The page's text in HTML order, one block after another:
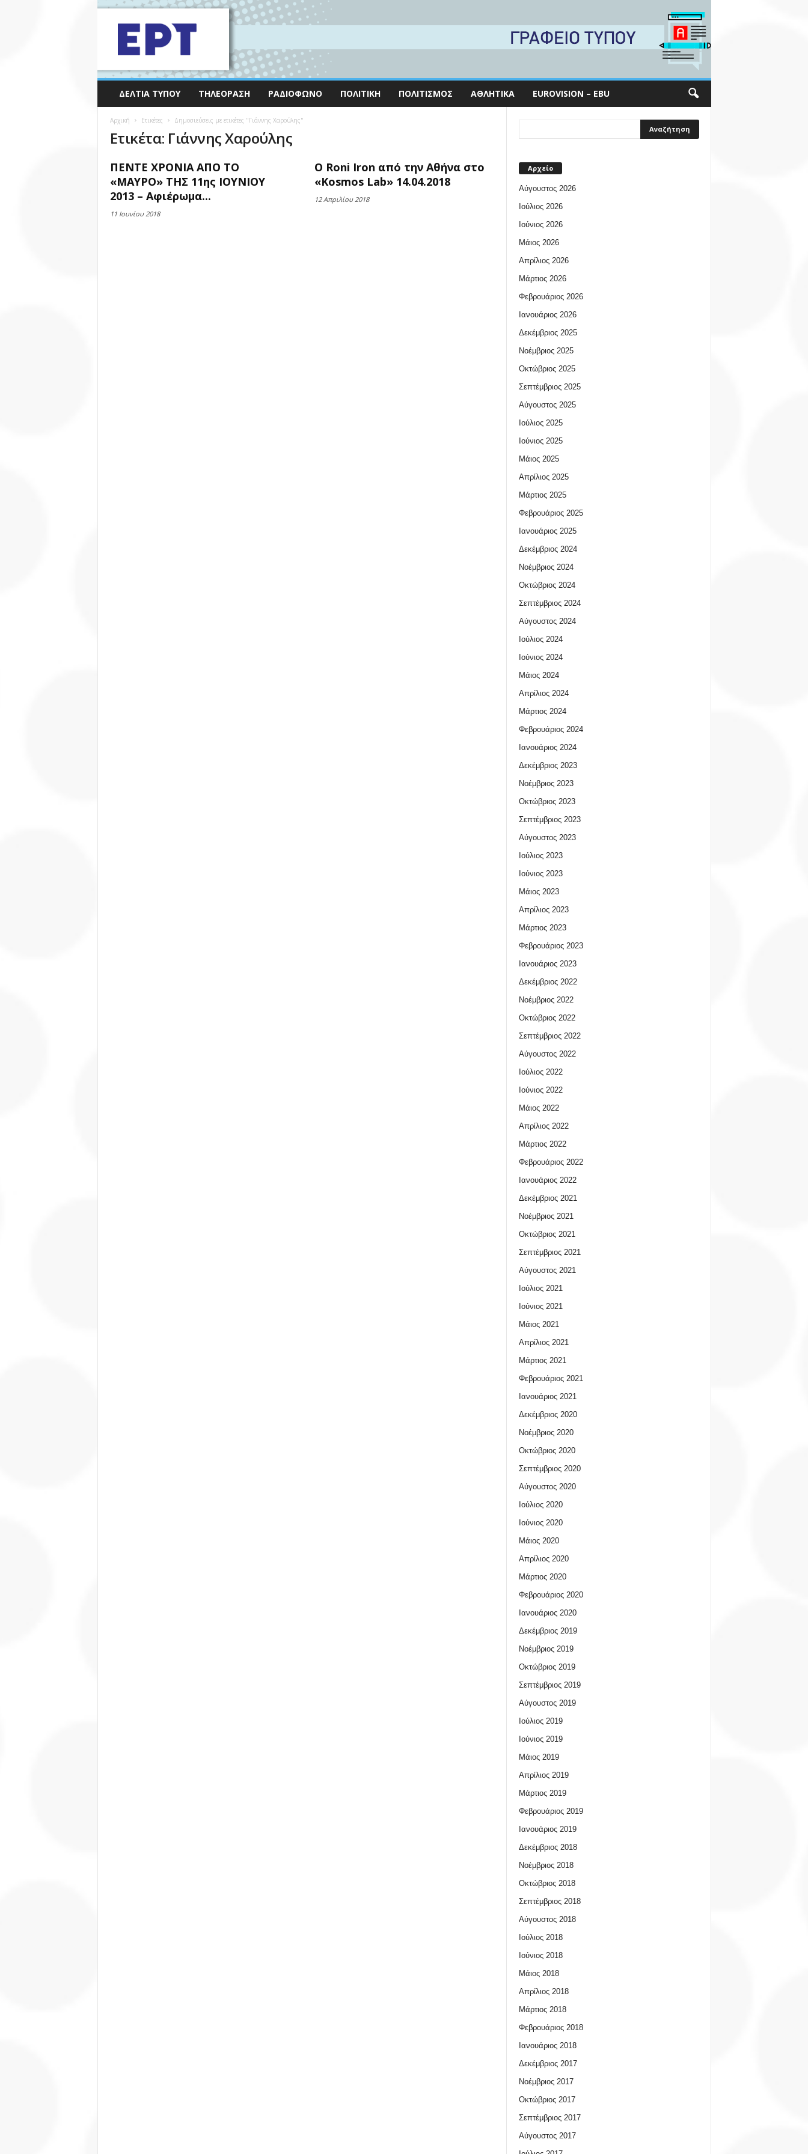
ΔΕΛΤΊΑ ΤΎΠΟΥ ΤΗΛΕΌΡΑΣΗ ΡΑΔΙΌΦΩΝΟ ΠΟΛΙΤΙΚΉ ΠΟΛΙΤΙΣΜΌΣ ΑΘΛΗΤΙΚΆ EUROVISION – EBU
Αρχική Ετικέτες Δημοσιεύσεις με ετικέτες "Γιάννης Χαρούλης"
Ετικέτα: Γιάννης Χαρούλης
ΠΕΝΤΕ ΧΡΟΝΙΑ ΑΠΟ ΤΟ
«ΜΑΥΡΟ» ΤΗΣ 11ης ΙΟΥΝΙΟΥ
2013 – Αφιέρωμα...
11 Ιουνίου 2018
O Roni Iron από την Αθήνα στο
«Kosmos Lab» 14.04.2018
12 Απριλίου 2018
Αρχείο
Αύγουστος 2026
Ιούλιος 2026
Ιούνιος 2026
Μάιος 2026
Απρίλιος 2026
Μάρτιος 2026
Φεβρουάριος 2026
Ιανουάριος 2026
Δεκέμβριος 2025
Νοέμβριος 2025
Οκτώβριος 2025
Σεπτέμβριος 2025
Αύγουστος 2025
Ιούλιος 2025
Ιούνιος 2025
Μάιος 2025
Απρίλιος 2025
Μάρτιος 2025
Φεβρουάριος 2025
Ιανουάριος 2025
Δεκέμβριος 2024
Νοέμβριος 2024
Οκτώβριος 2024
Σεπτέμβριος 2024
Αύγουστος 2024
Ιούλιος 2024
Ιούνιος 2024
Μάιος 2024
Απρίλιος 2024
Μάρτιος 2024
Φεβρουάριος 2024
Ιανουάριος 2024
Δεκέμβριος 2023
Νοέμβριος 2023
Οκτώβριος 2023
Σεπτέμβριος 2023
Αύγουστος 2023
Ιούλιος 2023
Ιούνιος 2023
Μάιος 2023
Απρίλιος 2023
Μάρτιος 2023
Φεβρουάριος 2023
Ιανουάριος 2023
Δεκέμβριος 2022
Νοέμβριος 2022
Οκτώβριος 2022
Σεπτέμβριος 2022
Αύγουστος 2022
Ιούλιος 2022
Ιούνιος 2022
Μάιος 2022
Απρίλιος 2022
Μάρτιος 2022
Φεβρουάριος 2022
Ιανουάριος 2022
Δεκέμβριος 2021
Νοέμβριος 2021
Οκτώβριος 2021
Σεπτέμβριος 2021
Αύγουστος 2021
Ιούλιος 2021
Ιούνιος 2021
Μάιος 2021
Απρίλιος 2021
Μάρτιος 2021
Φεβρουάριος 2021
Ιανουάριος 2021
Δεκέμβριος 2020
Νοέμβριος 2020
Οκτώβριος 2020
Σεπτέμβριος 2020
Αύγουστος 2020
Ιούλιος 2020
Ιούνιος 2020
Μάιος 2020
Απρίλιος 2020
Μάρτιος 2020
Φεβρουάριος 2020
Ιανουάριος 2020
Δεκέμβριος 2019
Νοέμβριος 2019
Οκτώβριος 2019
Σεπτέμβριος 2019
Αύγουστος 2019
Ιούλιος 2019
Ιούνιος 2019
Μάιος 2019
Απρίλιος 2019
Μάρτιος 2019
Φεβρουάριος 2019
Ιανουάριος 2019
Δεκέμβριος 2018
Νοέμβριος 2018
Οκτώβριος 2018
Σεπτέμβριος 2018
Αύγουστος 2018
Ιούλιος 2018
Ιούνιος 2018
Μάιος 2018
Απρίλιος 2018
Μάρτιος 2018
Φεβρουάριος 2018
Ιανουάριος 2018
Δεκέμβριος 2017
Νοέμβριος 2017
Οκτώβριος 2017
Σεπτέμβριος 2017
Αύγουστος 2017